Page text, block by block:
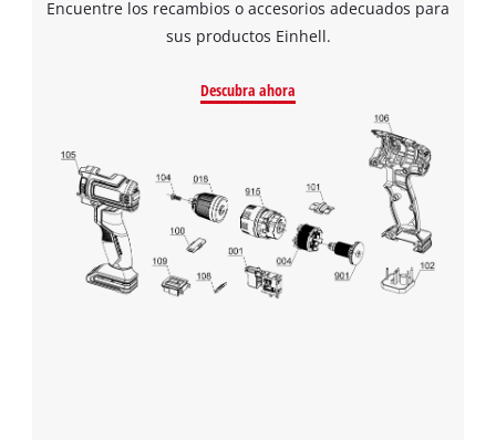
Encuentre los recambios o accesorios adecuados para
sus productos Einhell.
Descubra ahora